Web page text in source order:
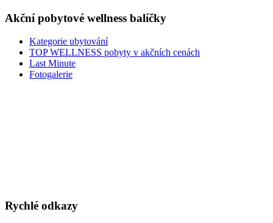
Akční pobytové wellness balíčky
Kategorie ubytování
TOP WELLNESS pobyty v akčních cenách
Last Minute
Fotogalerie
Rychlé odkazy